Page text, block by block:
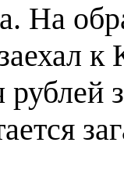
На
к
рублей